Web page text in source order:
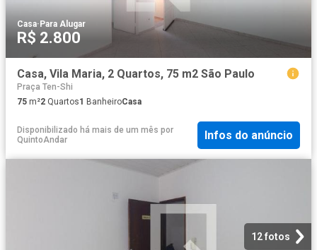
Casa·Para Alugar
R$ 2.800
Casa, Vila Maria, 2 Quartos, 75 m2 São Paulo
Praça Ten-Shi
75 m²2 Quartos1 BanheiroCasa
Disponibilizado há mais de um mês por
QuintoAndar
Infos do anúncio
12 fotos